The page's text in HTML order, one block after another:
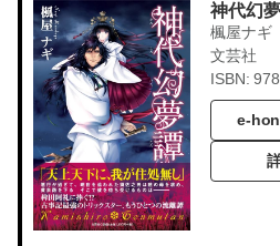
神代幻
楓屋ナギ
文芸社
ISBN:
e-